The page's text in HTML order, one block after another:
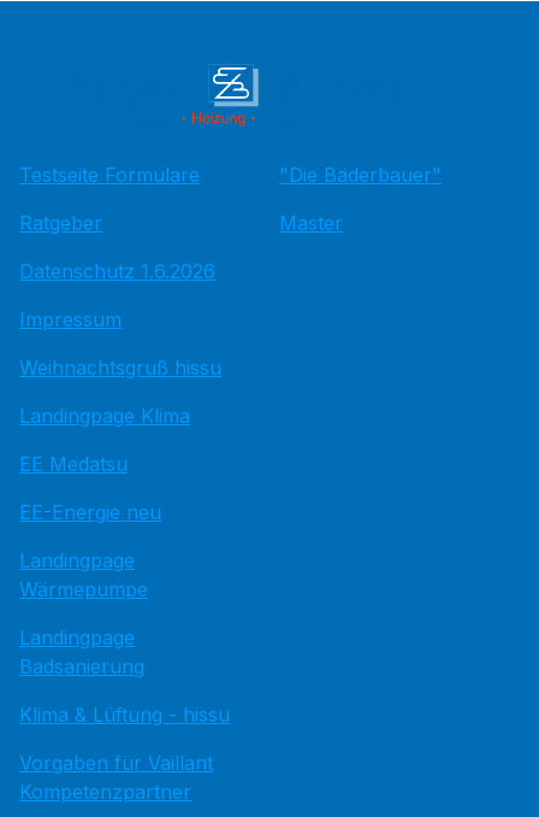
Testseite Formulare
Ratgeber
Datenschutz 1.6.2026
Impressum
Weihnachtsgruß hissu
Landingpage Klima
EE Medatsu
EE-Energie neu
Landingpage
Wärmepumpe
Landingpage
Badsanierung
Klima & Lüftung - hissu
Vorgaben für Vaillant
Kompetenzpartner
"Die Bäderbauer"
Master